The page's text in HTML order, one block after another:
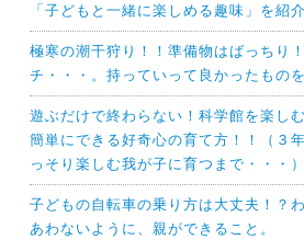
「子どもと一緒に楽しめる趣味」を紹
極寒の潮干狩り！！準備物はばっちり
チ・・・。持っていって良かったものを
遊ぶだけで終わらない！科学館を楽し
簡単にできる好奇心の育て方！！（３
っそり楽しむ我が子に育つまで・・・）
子どもの自転車の乗り方は大丈夫！？
あわないように、親ができること。